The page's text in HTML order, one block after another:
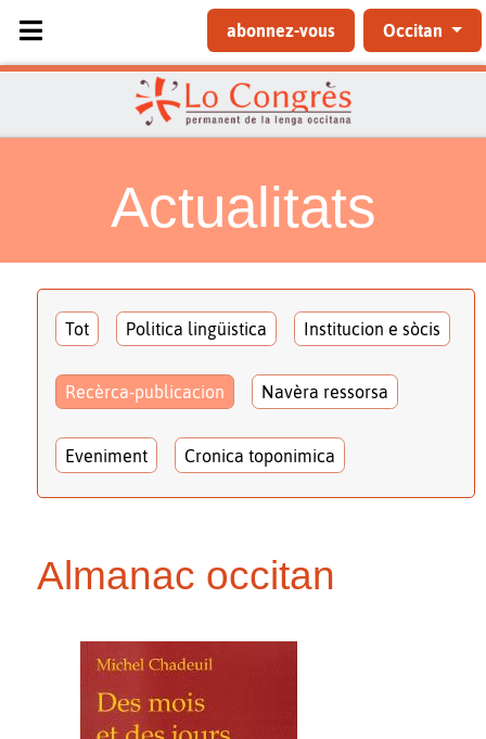
Sélectionnez votre langue
abonnez-vous Occitan
Actualitats
Tot Politica lingüistica Institucion e sòcis
Recèrca-publicacion Navèra ressorsa
Eveniment Cronica toponimica
Almanac occitan